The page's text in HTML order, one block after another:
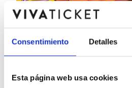
Consentimiento Detalles
Esta página web usa cookies